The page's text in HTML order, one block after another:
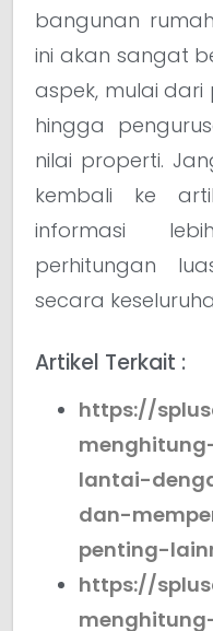
bangunan
ini akan sangat
aspek, mulai
hingga
nilai properti.
kembali ke
informasi
perhitungan
secara
Artikel Terkait :
https://
lantai-
dan-
penting-
https://